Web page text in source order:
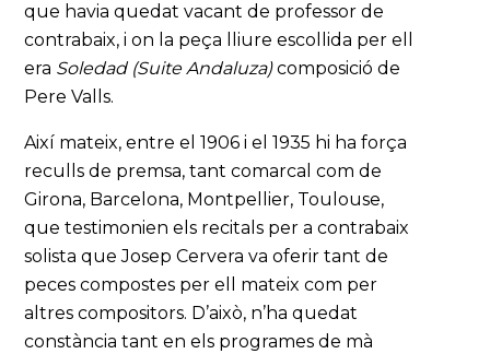
que havia quedat vacant de professor de
contrabaix, i on la peça lliure escollida per ell
era Soledad (Suite Andaluza)composició de
Pere Valls.
Així mateix, entre el 1906 i el 1935 hi ha força
reculls de premsa, tant comarcal com de
Girona, Barcelona, Montpellier, Toulouse,
que testimonien els recitals per a contrabaix
solista que Josep Cervera va oferir tant de
peces compostes per ell mateix com per
altres compositors. D’això, n’ha quedat
constància tant en els programes de mà